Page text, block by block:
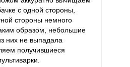
50 мг 2.4 13.5
120 мкг 3
с одной стороны,
стороны немного
образом, небольшие
них не выпадала
получившиеся